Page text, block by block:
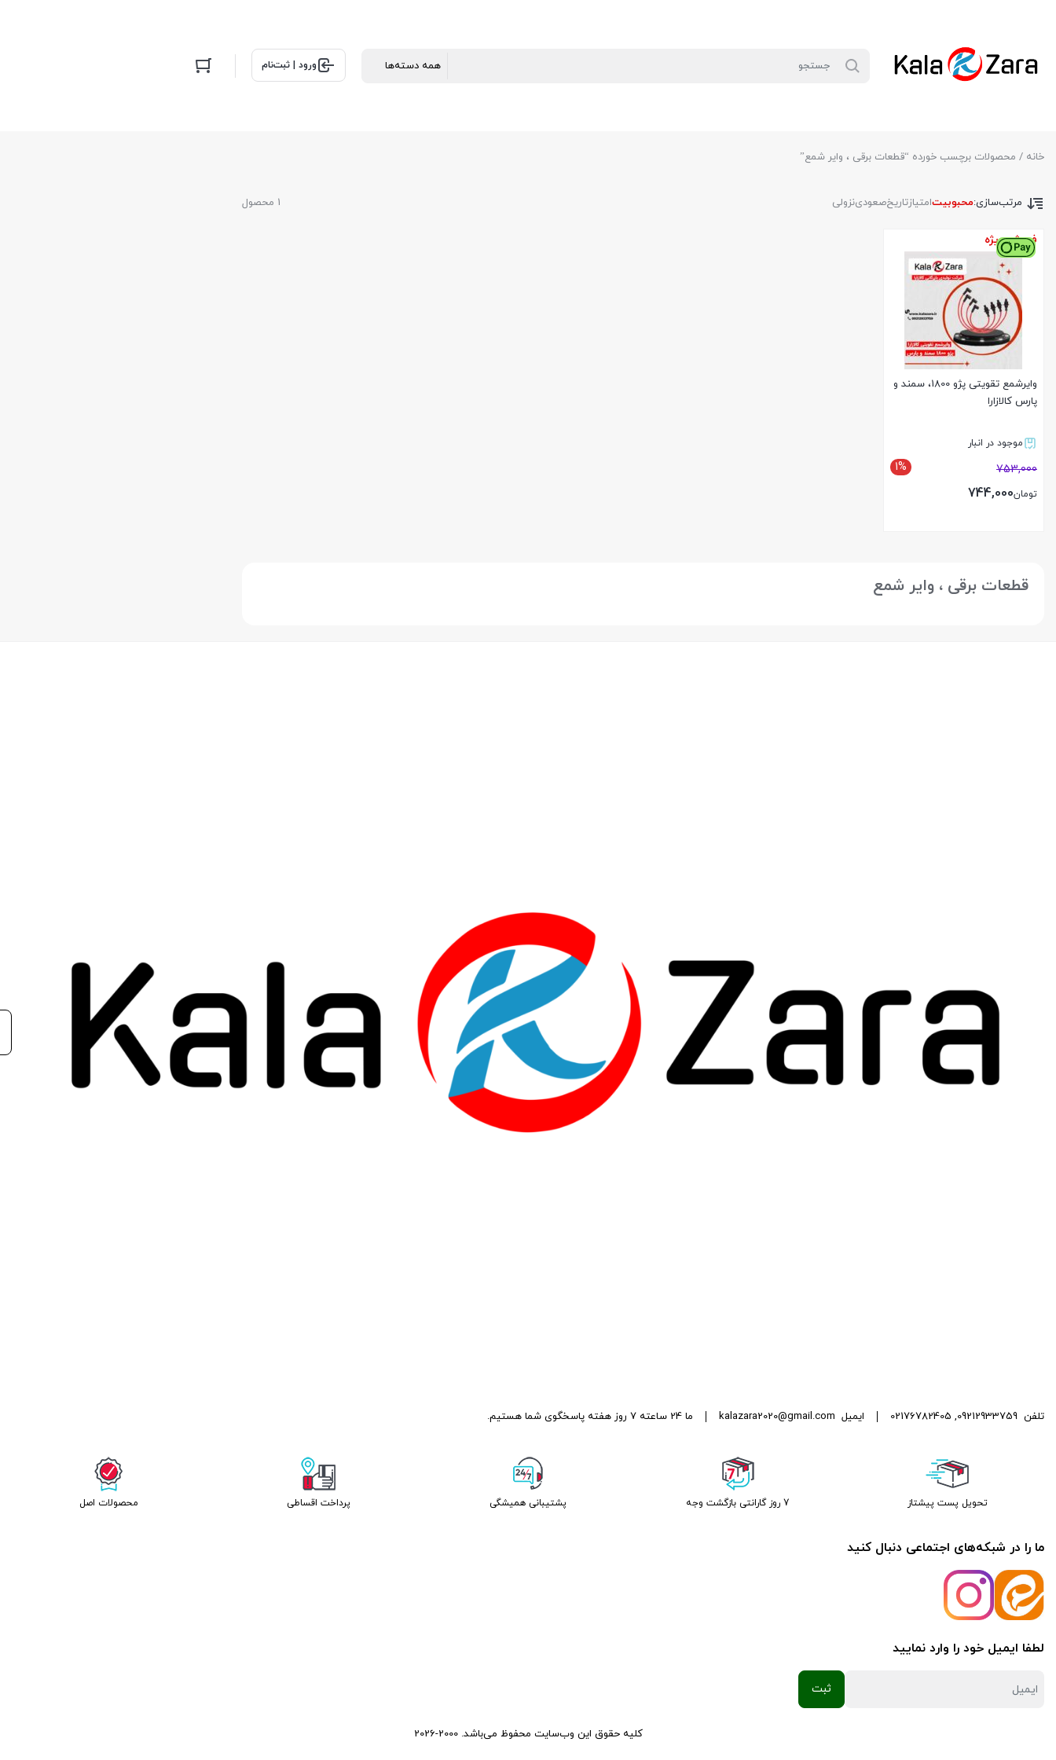
ورود | ثبت‌نام
خانه / محصولات برچسب خورده “قطعات برقی ، وایر شمع”
1 محصول مرتب‌سازی:محبوبیتامتیازتاریخصعودینزولی
فروش ویژه
وایرشمع تقویتی پژو 1800، سمند و
پارس کالازارا
موجود در انبار
1% 753,000
تومان744,000
قطعات برقی ، وایر شمع
تلفن 09212933759
,
02176782405 ایمیل kalazara2020@gmail.com ما 24 ساعته 7 روز هفته پاسخگوی شما هستیم.
تحویل پست پیشتاز 7 روز گارانتی بازگشت وجه پشتیبانی همیشگی پرداخت اقساطی محصولات اصل
ما را در شبکه‌های اجتماعی دنبال کنید
لطفا ایمیل خود را وارد نمایید
کلیه حقوق این وب‌سایت محفوظ می‌باشد. 2000-2026